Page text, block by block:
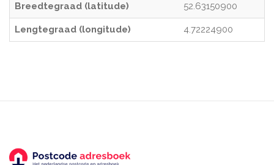
Breedtegraad (latitude) 52.63150900
Lengtegraad (longitude) 4.72224900